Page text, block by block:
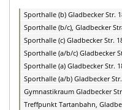
Sporthalle (b) Gladbecker Str.
Sporthalle (b/c), Gladbecker
Sporthalle (c) Gladbecker Str.
Sporthalle (a/b/c) Gladbecker
Sporthalle (a) Gladbecker Str.
Sporthalle (a/b) Gladbecker
Gymnastikraum Gladbecker
Treffpunkt Tartanbahn,